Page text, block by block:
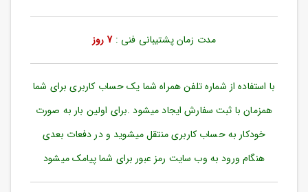
بازیابی
رمز
مندی
ها
مدت زمان پشتیبانی فنی :7 روز
با استفاده از شماره تلفن همراه شما یک حساب کاربری برای شما
همزمان با ثبت سفارش ایجاد میشود .برای اولین بار به صورت
خودکار به حساب کاربری منتقل میشوید و در دفعات بعدی
هنگام ورود به وب سایت رمز عبور برای شما پیامک میشود